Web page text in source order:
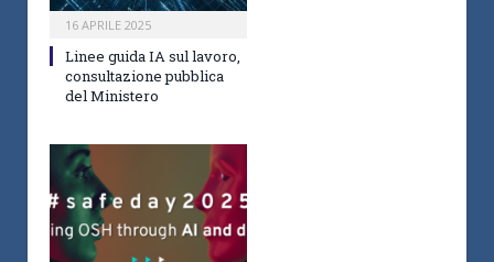
16 APRILE 2025
Linee guida IA sul lavoro,
consultazione pubblica
del Ministero